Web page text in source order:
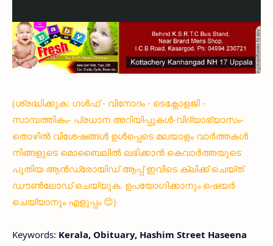
(ശ്രദ്ധിക്കുക: ഗൾഫ് - വിനോദം - ടെക്നോളജി -
സാമ്പത്തികം- പ്രധാന അറിയിപ്പുകൾ-വിദ്യാഭ്യാസം-
തൊഴിൽ വിശേഷങ്ങൾ ഉൾപ്പെടെ മലയാളം വാർത്തകൾ
നിങ്ങളുടെ മൊബൈലിൽ ലഭിക്കാൻ കെവാർത്തയുടെ
പുതിയ ആൻഡ്രോയിഡ് ആപ്പ് ഇവിടെ ക്ലിക്ക് ചെയ്ത്
ഡൗൺലോഡ് ചെയ്യുക. ഉപയോഗിക്കാനും ഷെയർ
ചെയ്യാനും എളുപ്പം 😊)
Keywords: Kerala, Obituary, Hashim Street Haseena